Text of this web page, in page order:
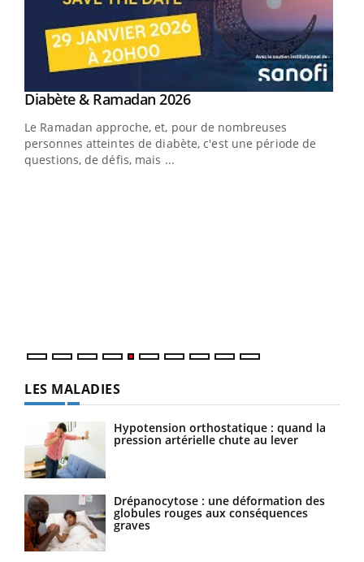
Youtube
Diabète & Ramadan 2026Youtube
Le Ramadan approche, et, pour de nombreuses
personnes atteintes de diabète, c'est une période de
questions, de défis, mais ...
LES MALADIES
Hypotension orthostatique : quand la
pression artérielle chute au lever
Drépanocytose : une déformation des
globules rouges aux conséquences
graves